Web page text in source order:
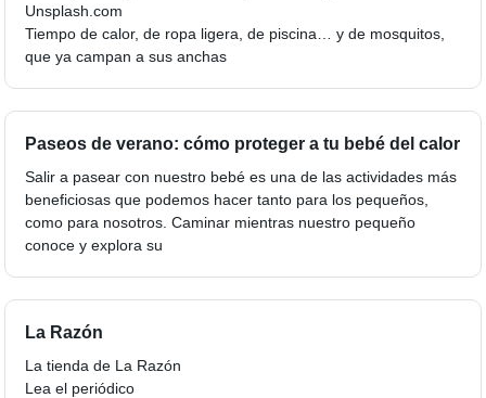
Unsplash.com
Tiempo de calor, de ropa ligera, de piscina… y de mosquitos,
que ya campan a sus anchas
Paseos de verano: cómo proteger a tu bebé del calor
Salir a pasear con nuestro bebé es una de las actividades más
beneficiosas que podemos hacer tanto para los pequeños,
como para nosotros. Caminar mientras nuestro pequeño
conoce y explora su
La Razón
La tienda de La Razón
Lea el periódico